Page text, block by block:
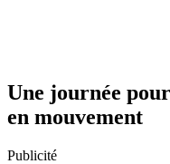
Une journée
en mouvement
Publicité